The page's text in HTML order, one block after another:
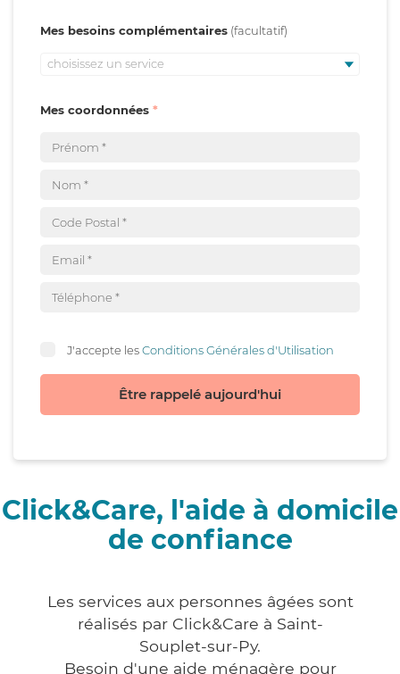
Mes besoins complémentaires
choisissez un service
Mes coordonnées
J'accepte lesConditions Générales d'Utilisation
Être rappelé aujourd'hui
Click&Care, l'aide à domicile
de confiance
Les services aux personnes âgées sont
réalisés par Click&Care à Saint-
Souplet-sur-Py.
Besoin d'une aide ménagère pour